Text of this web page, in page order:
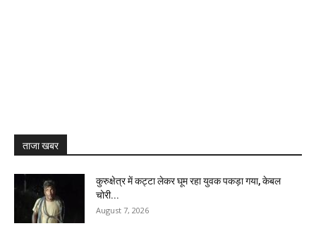
ताजा खबर
कुरुक्षेत्र में कट्टा लेकर घूम रहा युवक पकड़ा गया, केबल
चोरी...
August 7, 2026